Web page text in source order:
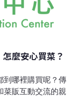
麼安心買菜？
到哪裡購買呢？傳
菜販互動交流的親